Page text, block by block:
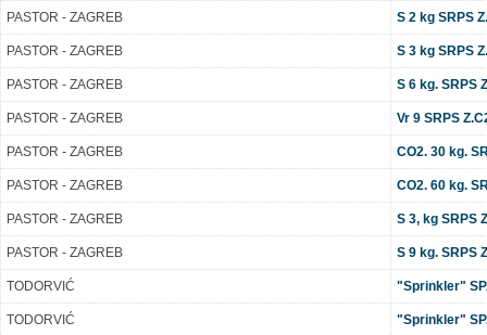
PASTOR - ZAGREB S 2 kg SRPS
PASTOR - ZAGREB S 3 kg SRPS
PASTOR - ZAGREB S 6 kg. SRPS
PASTOR - ZAGREB Vr 9 SRPS
PASTOR - ZAGREB CO2. 30 kg.
PASTOR - ZAGREB CO2. 60 kg.
PASTOR - ZAGREB S 3, kg SRPS
PASTOR - ZAGREB S 9 kg. SRPS
TODORVIĆ "Sprinkler"
TODORVIĆ "Sprinkler"